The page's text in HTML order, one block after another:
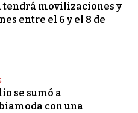
tendrá movilizaciones y
entre el 6 y el 8 de
se sumó a
con una